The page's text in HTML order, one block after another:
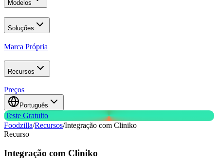
Modelos
Soluções
Marca Própria
Recursos
Preços
Português
Teste Gratuito
Foodzilla/Recursos/Integração com Cliniko
Recurso
Integração com Cliniko